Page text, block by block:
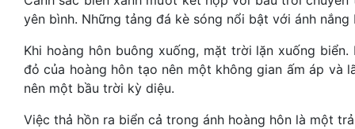
yên bình. Những tảng đá kè sóng nổi bật với ánh
Khi hoàng hôn buông xuống, mặt trời lặn xuống
đỏ của hoàng hôn tạo nên một không gian ấm áp và
nên một bầu trời kỳ diệu.
Việc thả hồn ra biển cả trong ánh hoàng hôn là một